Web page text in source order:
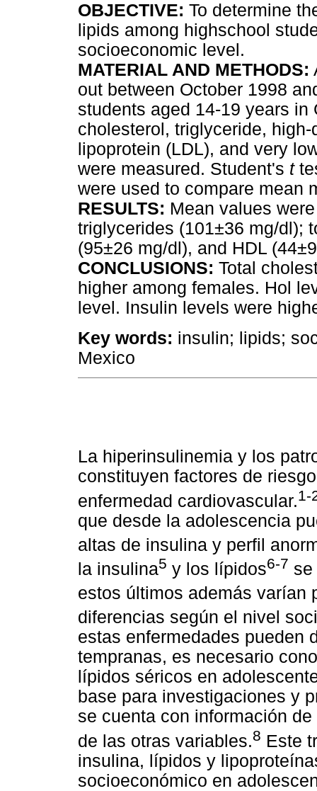
OBJECTIVE: To determine
lipids among highschool
socioeconomic level.
MATERIAL AND METHODS:
out between October 1998
students aged 14-19 years
cholesterol, triglyceride,
lipoprotein (LDL), and very
were measured. Student's t
were used to compare mean
RESULTS: Mean values
triglycerides (101±36 mg/dl);
(95±26 mg/dl), and HDL
CONCLUSIONS: Total
higher among females. Hol
level. Insulin levels were
Key words: insulin; lipids;
Mexico
La hiperinsulinemia y los
constituyen factores de
enfermedad cardiovascular.1-
que desde la adolescencia
altas de insulina y perfil
la insulina5 y los lípidos6-7 se
estos últimos además varían
diferencias según el nivel
estas enfermedades pueden
tempranas, es necesario
lípidos séricos en
base para investigaciones y
se cuenta con información
de las otras variables.8 Este
insulina, lípidos y
socioeconómico en